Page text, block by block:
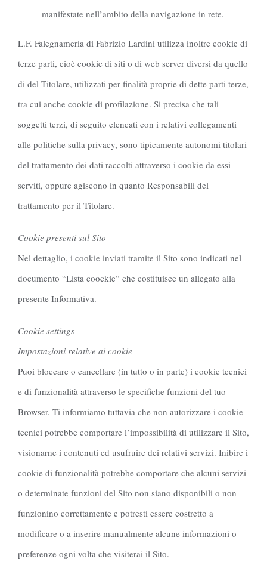
manifestate nell’ambito della navigazione in rete.
L.F. Falegnameria di Fabrizio Lardini utilizza inoltre cookie di
terze parti, cioè cookie di siti o di web server diversi da quello
di del Titolare, utilizzati per finalità proprie di dette parti terze,
tra cui anche cookie di profilazione. Si precisa che tali
soggetti terzi, di seguito elencati con i relativi collegamenti
alle politiche sulla privacy, sono tipicamente autonomi titolari
del trattamento dei dati raccolti attraverso i cookie da essi
serviti, oppure agiscono in quanto Responsabili del
trattamento per il Titolare.
Cookie presenti sul Sito
Nel dettaglio, i cookie inviati tramite il Sito sono indicati nel
documento “Lista coockie” che costituisce un allegato alla
presente Informativa.
Cookie settings
Impostazioni relative ai cookie
Puoi bloccare o cancellare (in tutto o in parte) i cookie tecnici
e di funzionalità attraverso le specifiche funzioni del tuo
Browser. Ti informiamo tuttavia che non autorizzare i cookie
tecnici potrebbe comportare l’impossibilità di utilizzare il Sito,
visionarne i contenuti ed usufruire dei relativi servizi. Inibire i
cookie di funzionalità potrebbe comportare che alcuni servizi
o determinate funzioni del Sito non siano disponibili o non
funzionino correttamente e potresti essere costretto a
modificare o a inserire manualmente alcune informazioni o
preferenze ogni volta che visiterai il Sito.